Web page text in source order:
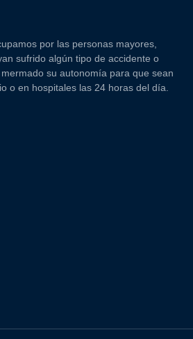
por las personas mayores,
sufrido algún tipo de accidente o
su autonomía para que sean
o en hospitales las 24 horas del día.